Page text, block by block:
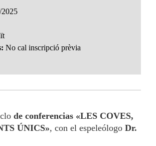
2025
No cal inscripció prèvia
de conferencias «LES COVES,
ÚNICS», con el espeleólogo Dr.